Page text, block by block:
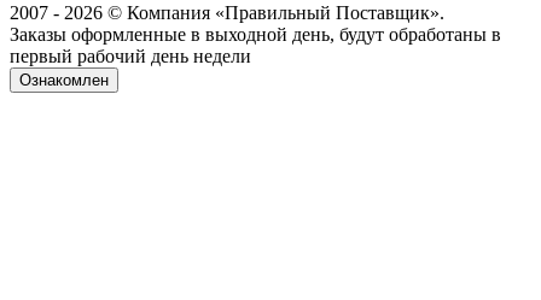
2007 - 2026 © Компания «Правильный Поставщик».
Заказы оформленные в выходной день, будут обработаны в
первый рабочий день недели
Ознакомлен